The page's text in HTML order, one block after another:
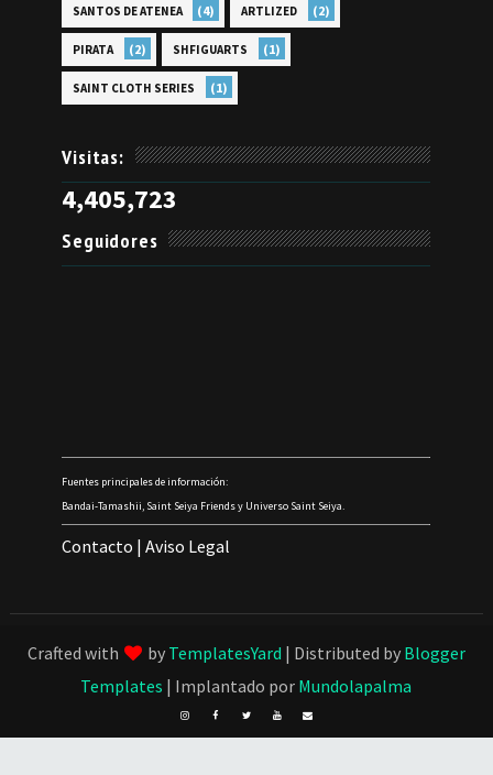
SANTOS DE ATENEA (4) ARTLIZED (2)
PIRATA (2) SHFIGUARTS (1)
SAINT CLOTH SERIES (1)
Visitas:
4,405,723
Seguidores
Fuentes principales de información:
Bandai-Tamashii, Saint Seiya Friends y Universo Saint Seiya.
Contacto |Aviso Legal
Crafted with by TemplatesYard | Distributed by Blogger
Templates | Implantado por Mundolapalma